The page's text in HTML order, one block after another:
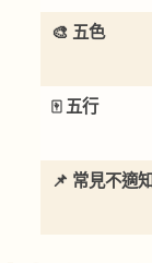
🎨 五色
🀄 五行
📌 常見不適